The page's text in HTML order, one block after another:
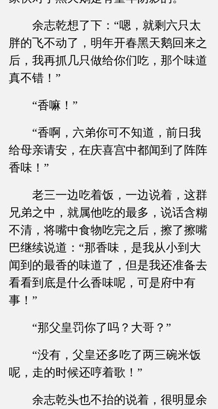
余志乾想了下：“嗯，就剩六只太
胖的飞不动了，明年开春黑天鹅回来之
后，我再抓几只做给你们吃，那个味道
真不错！”
“香嘛！”
“香啊，六弟你可不知道，前日我
给母亲请安，在庆喜宫中都闻到了阵阵
香味！”
老三一边吃着饭，一边说着，这群
兄弟之中，就属他吃的最多，说话含糊
不清，将嘴中食物吃完之后，擦了擦嘴
巴继续说道：“那香味，是我从小到大
闻到的最香的味道了，但是我还准备去
看看到底是什么香味呢，可是府中有
事！”
“那父皇罚你了吗？大哥？”
“没有，父皇还多吃了两三碗米饭
呢，走的时候还哼着歌！”
余志乾头也不抬的说着，很明显余